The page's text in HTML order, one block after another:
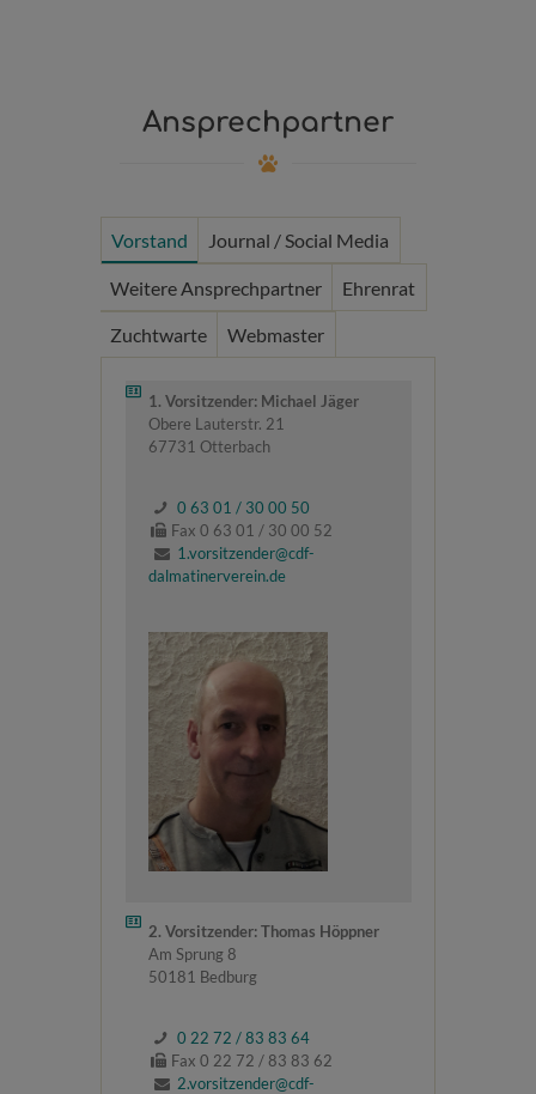
Ansprechpartner
Vorstand Journal / Social Media
Weitere Ansprechpartner Ehrenrat
Zuchtwarte Webmaster
1. Vorsitzender: Michael Jäger
Obere Lauterstr. 21
67731 Otterbach
0 63 01 / 30 00 50
Fax 0 63 01 / 30 00 52
1.vorsitzender@cdf-
dalmatinerverein.de
2. Vorsitzender: Thomas Höppner
Am Sprung 8
50181 Bedburg
0 22 72 / 83 83 64
Fax 0 22 72 / 83 83 62
2.vorsitzender@cdf-